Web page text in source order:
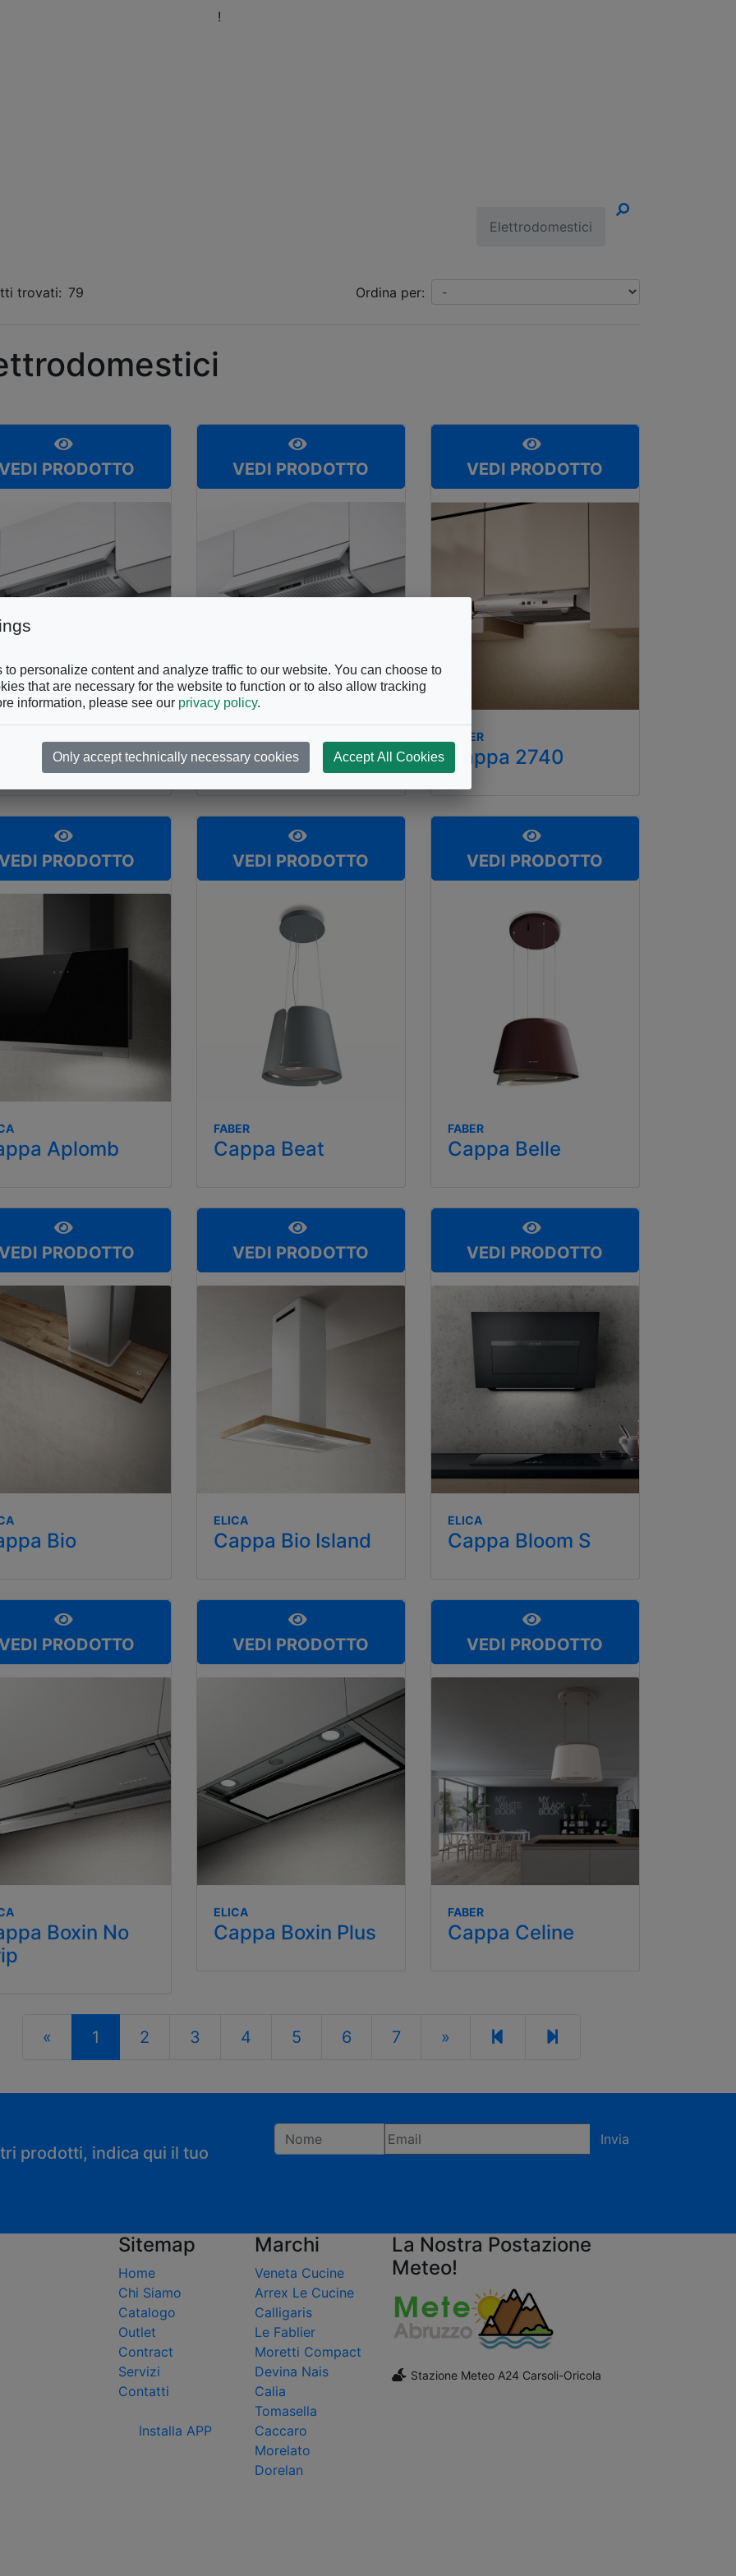
!
Elettrodomestici
trovati: 79 Ordina per:
PRODOTTO
2152
VEDI PRODOTTO
Cappa 2156
VEDI PRODOTTO
FABER
Cappa 2740
PRODOTTO
Aplomb
VEDI PRODOTTO
FABER
Cappa Beat
VEDI PRODOTTO
FABER
Cappa Belle
PRODOTTO
Bio
VEDI PRODOTTO
ELICA
Cappa Bio Island
VEDI PRODOTTO
ELICA
Cappa Bloom S
PRODOTTO
Boxin No
VEDI PRODOTTO
ELICA
Cappa Boxin Plus
VEDI PRODOTTO
FABER
Cappa Celine
« 1 2 3 4 5 6 7 »
prodotti, indica qui il tuo
Invia
Sitemap
Home
Chi Siamo
Catalogo
Outlet
Contract
Servizi
Contatti
Installa APP
Marchi
Veneta Cucine
Arrex Le Cucine
Calligaris
Le Fablier
Moretti Compact
Devina Nais
Calia
Tomasella
Caccaro
Morelato
Dorelan
La Nostra Postazione
Meteo!
Stazione Meteo A24 Carsoli-Oricola
to personalize content and analyze traffic to our website. You can choose to
that are necessary for the website to function or to also allow tracking
information, please see our privacy policy.
Only accept technically necessary cookies Accept All Cookies